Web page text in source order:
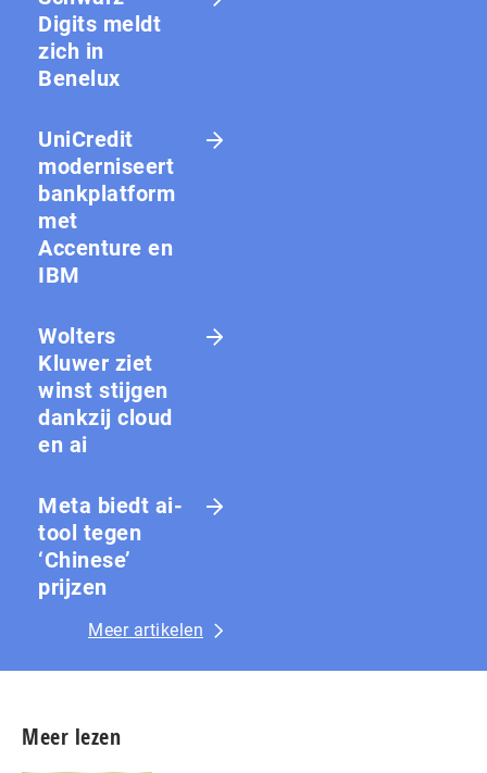
Digits meldt
zich in
Benelux
UniCredit
moderniseert
bankplatform
met
Accenture en
IBM
Wolters
Kluwer ziet
winst stijgen
dankzij cloud
en ai
Meta biedt ai-
tool tegen
‘Chinese’
prijzen
Meer artikelen
Meer lezen